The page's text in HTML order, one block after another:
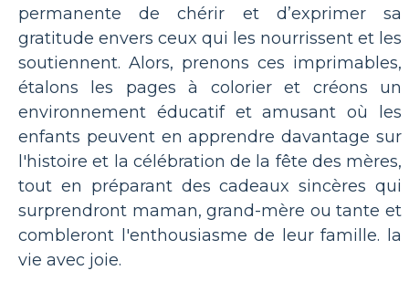
permanente de chérir et d’exprimer sa
gratitude envers ceux qui les nourrissent et les
soutiennent. Alors, prenons ces imprimables,
étalons les pages à colorier et créons un
environnement éducatif et amusant où les
enfants peuvent en apprendre davantage sur
l'histoire et la célébration de la fête des mères,
tout en préparant des cadeaux sincères qui
surprendront maman, grand-mère ou tante et
combleront l'enthousiasme de leur famille. la
vie avec joie.